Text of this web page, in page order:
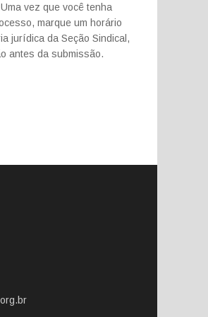
vez que você tenha
marque um horário
jurídica da Seção Sindical,
antes da submissão.